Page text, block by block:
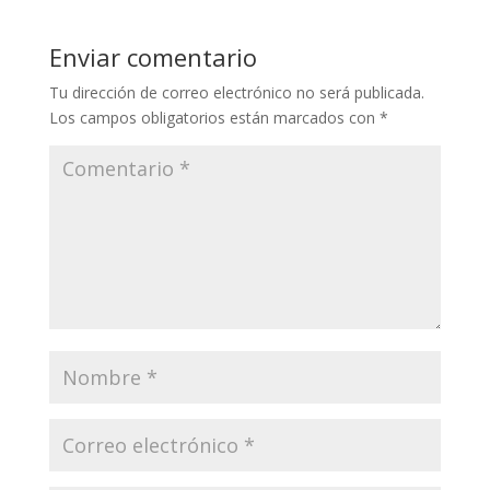
Enviar comentario
Tu dirección de correo electrónico no será publicada.
Los campos obligatorios están marcados con *